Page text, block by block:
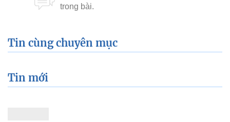
Tin cùng chuyên mục
Tin mới